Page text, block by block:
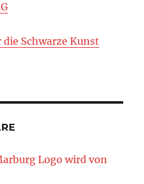
Schwarze Kunst
Logo wird von